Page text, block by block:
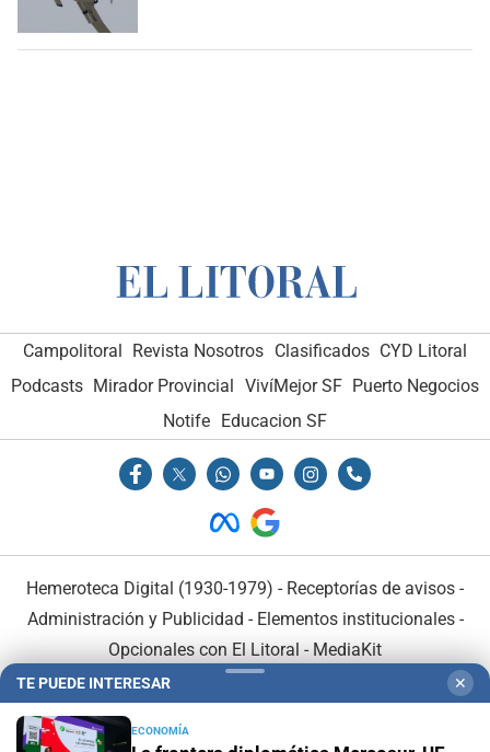
Campolitoral Revista Nosotros Clasificados CYD Litoral
Podcasts Mirador Provincial VivíMejor SF Puerto Negocios
Notife Educacion SF
Hemeroteca Digital (1930-1979) - Receptorías de avisos -
Administración y Publicidad - Elementos institucionales-
Opcionales con El Litoral - MediaKit
TE PUEDE INTERESAR ✕
ECONOMÍA